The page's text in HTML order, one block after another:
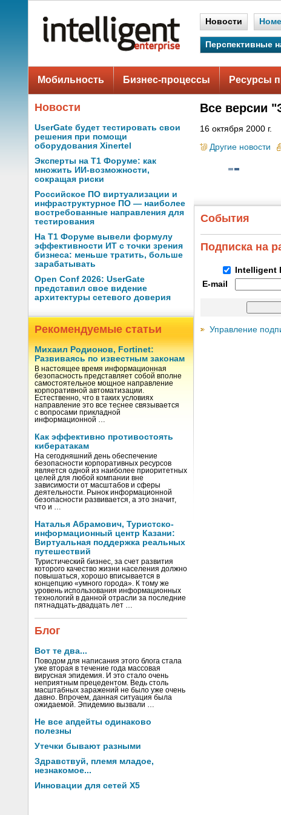
Новости
Перспективные
Мобильность Бизнес-процессы Ресурсы
Новости
UserGate будет тестировать свои
решения при помощи
оборудования Xinertel
Эксперты на Т1 Форуме: как
множить ИИ-возможности,
сокращая риски
Российское ПО виртуализации и
инфраструктурное ПО — наиболее
востребованные направления для
тестирования
На Т1 Форуме вывели формулу
эффективности ИТ с точки зрения
бизнеса: меньше тратить, больше
зарабатывать
Open Conf 2026: UserGate
представил свое видение
архитектуры сетевого доверия
Рекомендуемые статьи
Михаил Родионов, Fortinet:
Развиваясь по известным законам
В настоящее время информационная
безопасность представляет собой вполне
самостоятельное мощное направление
корпоративной автоматизации.
Естественно, что в таких условиях
направление это все теснее связывается
с вопросами прикладной
информационной …
Как эффективно противостоять
кибератакам
На сегодняшний день обеспечение
безопасности корпоративных ресурсов
является одной из наиболее приоритетных
целей для любой компании вне
зависимости от масштабов и сферы
деятельности. Рынок информационной
безопасности развивается, а это значит,
что и …
Наталья Абрамович, Туристско-
информационный центр Казани:
Виртуальная поддержка реальных
путешествий
Туристический бизнес, за счет развития
которого качество жизни населения должно
повышаться, хорошо вписывается в
концепцию «умного города». К тому же
уровень использования информационных
технологий в данной отрасли за последние
пятнадцать-двадцать лет …
Блог
Вот те два...
Поводом для написания этого блога стала
уже вторая в течение года массовая
вирусная эпидемия. И это стало очень
неприятным прецедентом. Ведь столь
масштабных заражений не было уже очень
давно. Впрочем, данная ситуация была
ожидаемой. Эпидемию вызвали …
Не все апдейты одинаково
полезны
Утечки бывают разными
Здравствуй, племя младое,
незнакомое...
Инновации для сетей X5
Все версии
16 октября 2000 г.
Другие новости
События
Подписка на
Intelligent
E-mail
Управление